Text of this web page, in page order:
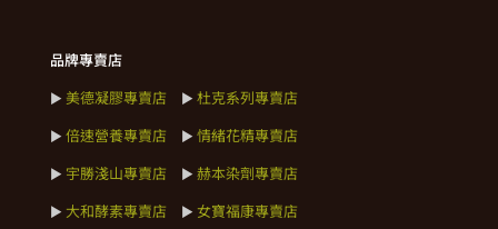
品牌專賣店
► 美德凝膠專賣店 ► 杜克系列專賣店
► 倍速營養專賣店 ► 情緒花精專賣店
► 宇勝淺山專賣店 ► 赫本染劑專賣店
► 大和酵素專賣店 ► 女寶福康專賣店